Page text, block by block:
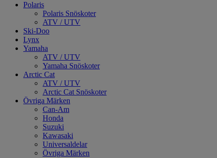
Polaris
Polaris Snöskoter
ATV / UTV
Ski-Doo
Lynx
Yamaha
ATV / UTV
Yamaha Snöskoter
Arctic Cat
ATV / UTV
Arctic Cat Snöskoter
Övriga Märken
Can-Am
Honda
Suzuki
Kawasaki
Universaldelar
Övriga Märken